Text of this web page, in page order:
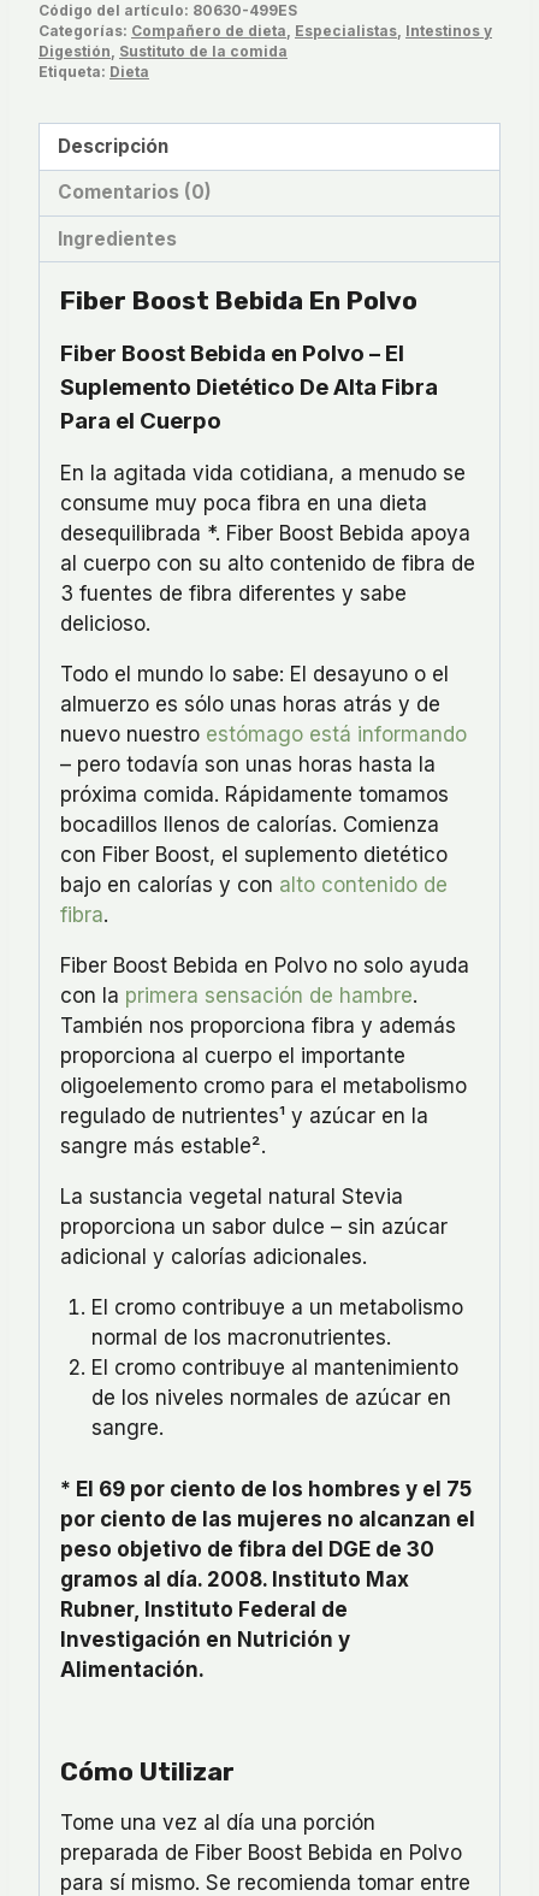
en
Polvo
cantidad
Código del artículo: 80630-499ES
Categorías: Compañero de dieta, Especialistas, Intestinos y
Digestión, Sustituto de la comida
Etiqueta: Dieta
Descripción
Comentarios (0)
Ingredientes
Fiber Boost Bebida En Polvo
Fiber Boost Bebida en Polvo – El
Suplemento Dietético De Alta Fibra
Para el Cuerpo
En la agitada vida cotidiana, a menudo se
consume muy poca fibra en una dieta
desequilibrada *. Fiber Boost Bebida apoya
al cuerpo con su alto contenido de fibra de
3 fuentes de fibra diferentes y sabe
delicioso.
Todo el mundo lo sabe: El desayuno o el
almuerzo es sólo unas horas atrás y de
nuevo nuestro estómago está informando
– pero todavía son unas horas hasta la
próxima comida. Rápidamente tomamos
bocadillos llenos de calorías. Comienza
con Fiber Boost, el suplemento dietético
bajo en calorías y con alto contenido de
fibra.
Fiber Boost Bebida en Polvo no solo ayuda
con la primera sensación de hambre.
También nos proporciona fibra y además
proporciona al cuerpo el importante
oligoelemento cromo para el metabolismo
regulado de nutrientes¹ y azúcar en la
sangre más estable².
La sustancia vegetal natural Stevia
proporciona un sabor dulce – sin azúcar
adicional y calorías adicionales.
El cromo contribuye a un metabolismo
normal de los macronutrientes.
El cromo contribuye al mantenimiento
de los niveles normales de azúcar en
sangre.
* El 69 por ciento de los hombres y el 75
por ciento de las mujeres no alcanzan el
peso objetivo de fibra del DGE de 30
gramos al día. 2008. Instituto Max
Rubner, Instituto Federal de
Investigación en Nutrición y
Alimentación.
Cómo Utilizar
Tome una vez al día una porción
preparada de Fiber Boost Bebida en Polvo
para sí mismo. Se recomienda tomar entre